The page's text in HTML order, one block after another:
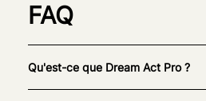
FAQ
Qu'est-ce que Dream Act Pro ?